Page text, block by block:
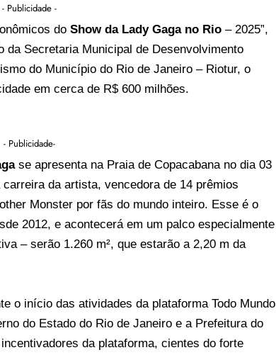
- Publicidade -
do Show da Lady Gaga no Rio – 2025”,
da Secretaria Municipal de Desenvolvimento
do Município do Rio de Janeiro – Riotur, o
em cerca de R$ 600 milhões.
- Publicidade-
se apresenta na Praia de Copacabana no dia 03
da artista, vencedora de 14 prêmios
Monster por fãs do mundo inteiro. Esse é o
2012, e acontecerá em um palco especialmente
– serão 1.260 m², que estarão a 2,20 m da
o início das atividades da plataforma Todo Mundo
do Estado do Rio de Janeiro e a Prefeitura do
da plataforma, cientes do forte